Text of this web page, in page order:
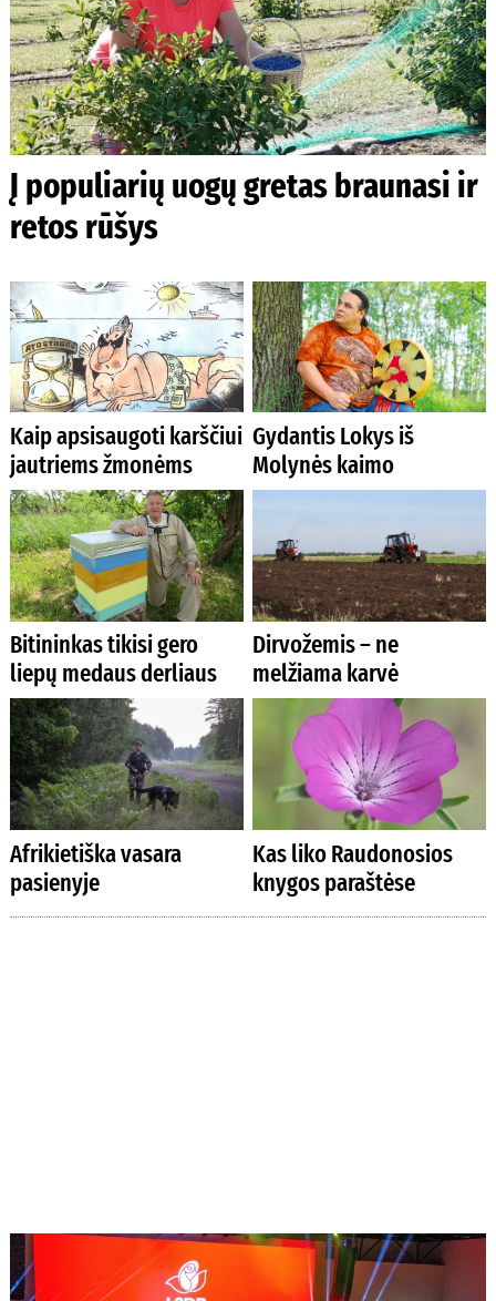
Į populiarių uogų gretas braunasi ir
retos rūšys
Kaip apsisaugoti karščiui
jautriems žmonėms
Gydantis Lokys iš
Molynės kaimo
Bitininkas tikisi gero
liepų medaus derliaus
Dirvožemis – ne
melžiama karvė
Afrikietiška vasara
pasienyje
Kas liko Raudonosios
knygos paraštėse